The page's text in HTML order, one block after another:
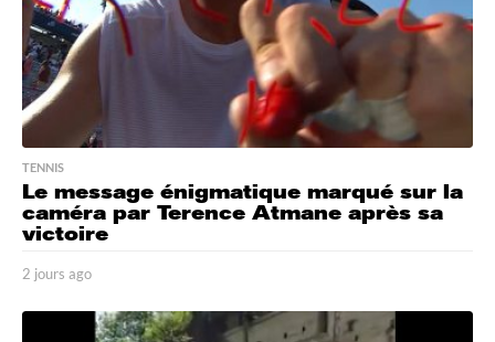
TENNIS
Le message énigmatique marqué sur la
caméra par Terence Atmane après sa
victoire
2 jours ago
o
u